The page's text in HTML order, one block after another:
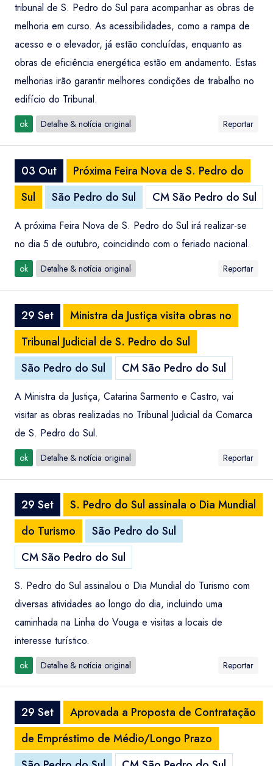
tribunal de S. Pedro do Sul para acompanhar as obras de
melhoria em curso. As acessibilidades, como a rampa de
acesso e o elevador, já estão concluídas, enquanto as
obras de eficiência energética estão em andamento. Estas
melhorias irão garantir melhores condições de trabalho no
edifício do Tribunal.
ok Detalhe & notícia original Reportar
03 Out
Próxima Feira Nova de S. Pedro do
Sul
São Pedro do Sul CM São Pedro do Sul
A próxima Feira Nova de S. Pedro do Sul irá realizar-se
no dia 5 de outubro, coincidindo com o feriado nacional.
ok Detalhe & notícia original Reportar
29 Set
Ministra da Justiça visita obras no
Tribunal Judicial de S. Pedro do Sul
São Pedro do Sul
CM São Pedro do Sul
A Ministra da Justiça, Catarina Sarmento e Castro, vai
visitar as obras realizadas no Tribunal Judicial da Comarca
de S. Pedro do Sul.
ok Detalhe & notícia original Reportar
29 Set
S. Pedro do Sul assinala o Dia Mundial
do Turismo
São Pedro do Sul
CM São Pedro do Sul
S. Pedro do Sul assinalou o Dia Mundial do Turismo com
diversas atividades ao longo do dia, incluindo uma
caminhada na Linha do Vouga e visitas a locais de
interesse turístico.
ok Detalhe & notícia original Reportar
29 Set
Aprovada a Proposta de Contratação
de Empréstimo de Médio/Longo Prazo